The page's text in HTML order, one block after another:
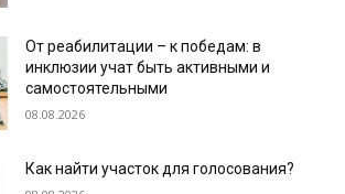
От реабилитации – к победам: в
инклюзии учат быть активными и
самостоятельными
08.08.2026
Как найти участок для голосования?